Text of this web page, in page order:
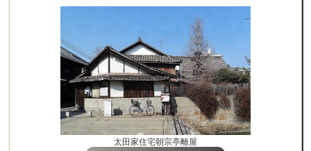
太田家住宅朝宗亭離屋